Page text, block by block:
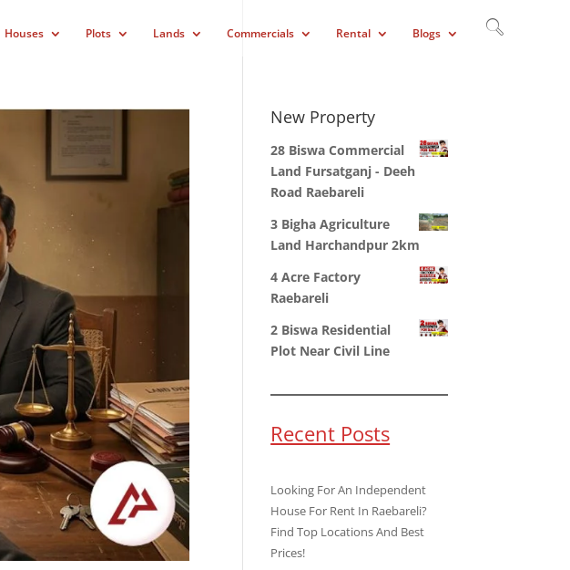
Houses Plots Lands Commercials Rental Blogs
New Property
28 Biswa Commercial
Land Fursatganj - Deeh
Road Raebareli
3 Bigha Agriculture
Land Harchandpur 2km
4 Acre Factory
Raebareli
2 Biswa Residential
Plot Near Civil Line
Recent Posts
Looking For An Independent
House For Rent In Raebareli?
Find Top Locations And Best
Prices!